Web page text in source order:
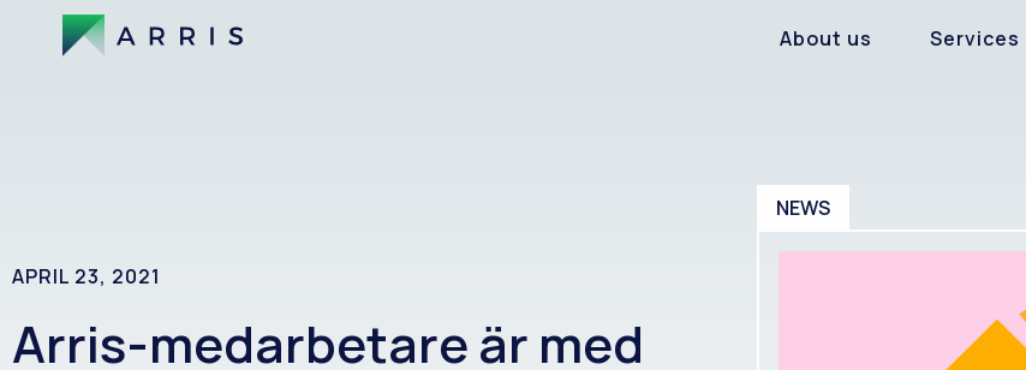
About us Services
APRIL 23, 2021
Arris-medarbetare är med
NEWS